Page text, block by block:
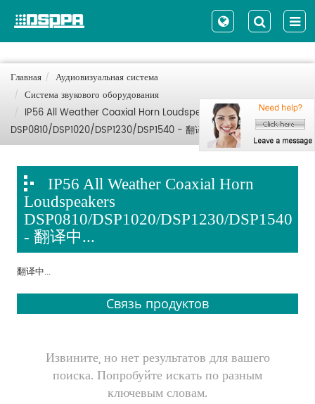
Главная
Аудиовизуальная система
Система звукового оборудования
IP56 All Weather Coaxial Horn Loudspeakers
DSP0810/DSP1020/DSP1230/DSP1540 - 翻译中...
IP56 All Weather Coaxial Horn
Loudspeakers
DSP0810/DSP1020/DSP1230/DSP1540
- 翻译中...
翻译中...
Связь продуктов
Извините, но нет результатов для вашего
поиска. Попробуйте искать по разным
ключевым словам.